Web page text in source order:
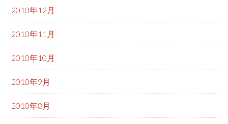
2010年12月
2010年11月
2010年10月
2010年9月
2010年8月